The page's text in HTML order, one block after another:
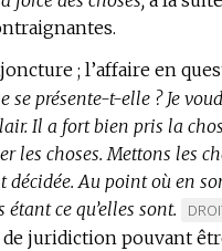
; l’affaire en
se présente-t-elle ? Je
Il a fort bien pris la
les choses. Mettons les
décidée. Au point où en
étant ce qu’elles sont.
DE
de juridiction pouvant